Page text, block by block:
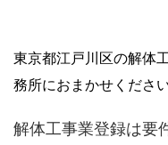
東京都江戸川区の解体
務所におまかせください
解体工事業登録は要